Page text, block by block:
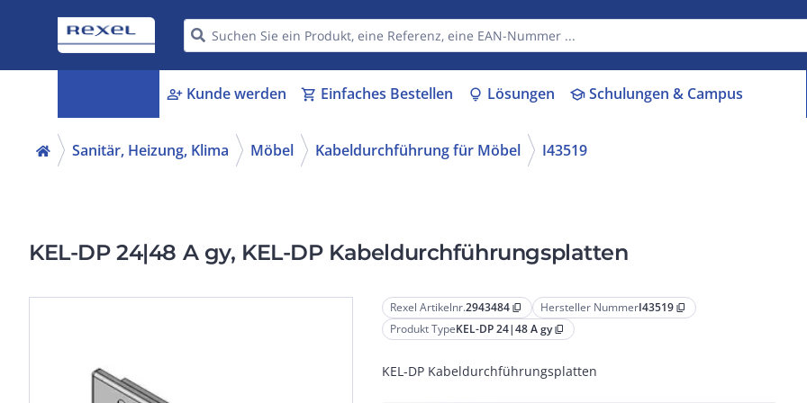
person_add Kunde werden shopping_cart Einfaches Bestellen lightbulb Lösungen schoolSchulungen & Campus
Sanitär, Heizung, Klima Möbel Kabeldurchführung für Möbel I43519
KEL-DP 24|48 A gy, KEL-DP Kabeldurchführungsplatten
Rexel Artikelnr.2943484 content_copy Hersteller NummerI43519 content_copy
Produkt TypeKEL-DP 24|48 A gy content_copy
KEL-DP Kabeldurchführungsplatten